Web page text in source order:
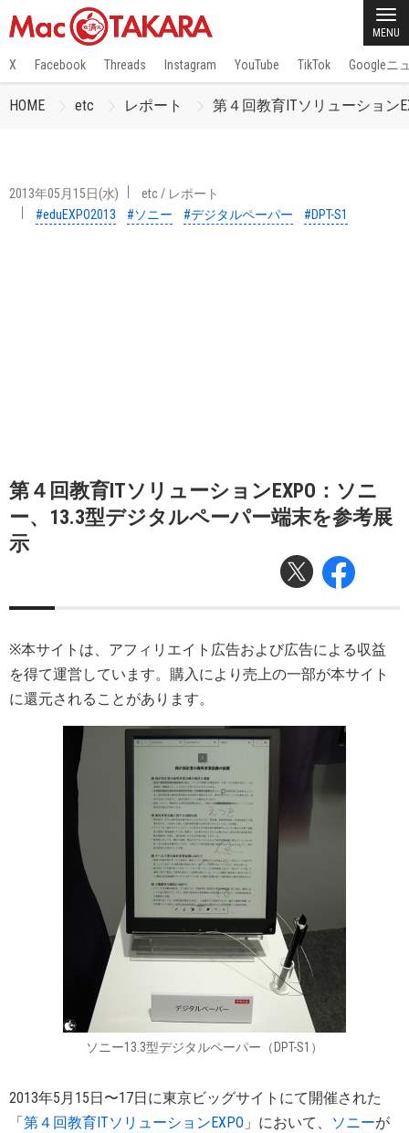
MENU
X Facebook Threads Instagram YouTube TikTok Googleニ
HOME etc レポート 第４回教育ITソリューション
2013年05月15日(水) etc/ レポート
#eduEXPO2013
#ソニー #デジタルペーパー #DPT-S1
第４回教育ITソリューションEXPO：ソニ
ー、13.3型デジタルペーパー端末を参考展
示
※本サイトは、アフィリエイト広告および広告による収益
を得て運営しています。購入により売上の一部が本サイト
に還元されることがあります。
ソニー13.3型デジタルペーパー（DPT-S1）
2013年5月15日〜17日に東京ビッグサイトにて開催された
「第４回教育ITソリューションEXPO 」において、 ソニーが